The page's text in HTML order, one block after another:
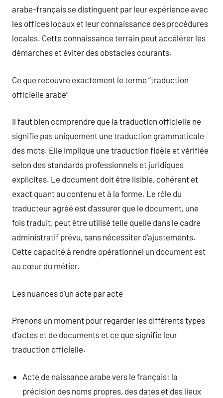
arabe-français se distinguent par leur expérience avec
les offices locaux et leur connaissance des procédures
locales. Cette connaissance terrain peut accélérer les
démarches et éviter des obstacles courants.
Ce que recouvre exactement le terme “traduction
officielle arabe”
Il faut bien comprendre que la traduction officielle ne
signifie pas uniquement une traduction grammaticale
des mots. Elle implique une traduction fidèle et vérifiée
selon des standards professionnels et juridiques
explicites. Le document doit être lisible, cohérent et
exact quant au contenu et à la forme. Le rôle du
traducteur agréé est d’assurer que le document, une
fois traduit, peut être utilisé telle quelle dans le cadre
administratif prévu, sans nécessiter d’ajustements.
Cette capacité à rendre opérationnel un document est
au cœur du métier.
Les nuances d’un acte par acte
Prenons un moment pour regarder les différents types
d’actes et de documents et ce que signifie leur
traduction officielle.
Acte de naissance arabe vers le français: la
précision des noms propres, des dates et des lieux